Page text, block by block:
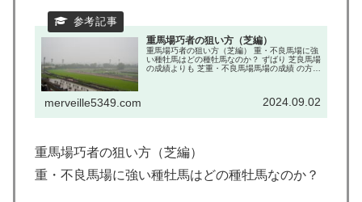
重馬場巧者の狙い方（芝編）
重馬場巧者の狙い方（芝編） 重・不良馬場に強
い種牡馬はどの種牡馬なのか？ ずばり 芝良馬場
の成績よりも 芝重・不良馬場馬場の成績 の方が
断と偏見で 重馬場巧者を定義付けしてみまし
merveille5349.com 2024.09.02
重馬場巧者の狙い方（芝編）
重・不良馬場に強い種牡馬はどの種牡馬なのか？